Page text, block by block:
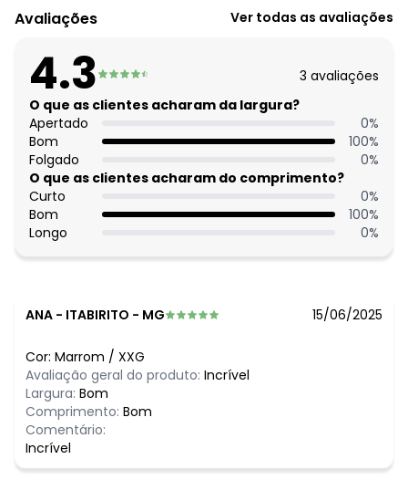
Modelagem: Solta
Comprimento: Midi
Estação: Inverno
Situação de Uso: Trabalho
Composição Material: 100% Poliéster
Histórico de preços
O preço apresentado abaixo é o menor oferecido em
algum dia do mês, para o menor tamanho disponível.
agosto/2026
N/D*
julho/2026 R$ 70,99
junho/2026 R$ 65,99
maio/2026 R$ 79,99
fevereiro/2026 N/D*
Avaliações Ver todas as avaliações
4.3 3 avaliações
O que as clientes acharam da largura?
Apertado
0%
Bom
100%
Folgado
0%
O que as clientes acharam do comprimento?
Curto
0%
Bom
100%
Longo
0%
ANA - ITABIRITO - MG 15/06/2025
Cor: Marrom / XXG
Avaliação geral do produto: Incrível
Largura: Bom
Comprimento: Bom
Comentário:
Incrível